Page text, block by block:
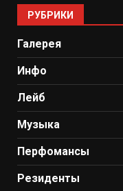
РУБРИКИ
Галерея
Инфо
Лейб
Музыка
Перфомансы
Резиденты